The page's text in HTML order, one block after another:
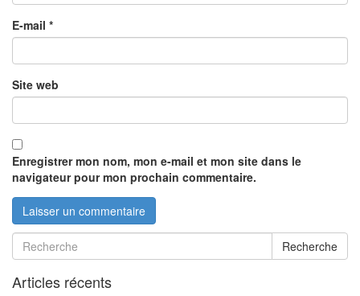
E-mail *
Site web
Enregistrer mon nom, mon e-mail et mon site dans le
navigateur pour mon prochain commentaire.
Recherche
Articles récents